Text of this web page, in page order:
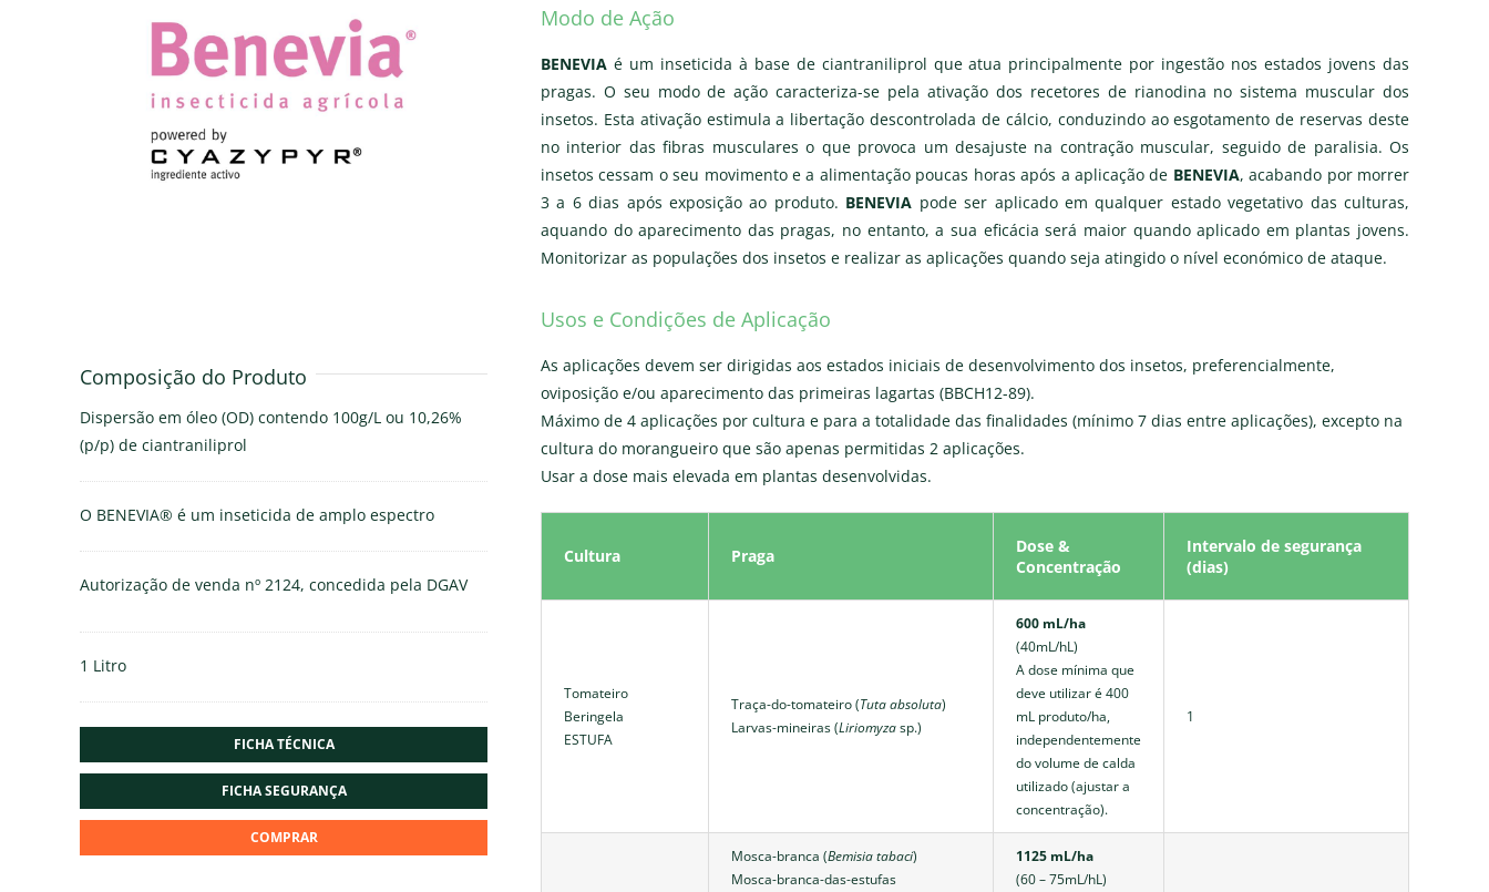
Composição do Produto
Dispersão em óleo (OD) contendo 100g/L ou 10,26%
(p/p) de ciantraniliprol
O BENEVIA® é um inseticida de amplo espectro
Autorização de venda nº 2124, concedida pela DGAV
1 Litro
FICHA TÉCNICA
FICHA SEGURANÇA
COMPRAR
Modo de Ação
BENEVIAé um inseticida à base de ciantraniliprol que atua principalmente por ingestão nos estados jovens das
pragas. O seu modo de ação caracteriza-se pela ativação dos recetores de rianodina no sistema muscular dos
insetos. Esta ativação estimula a libertação descontrolada de cálcio, conduzindo ao esgotamento de reservas deste
no interior das fibras musculares o que provoca um desajuste na contração muscular, seguido de paralisia. Os
insetos cessam o seu movimento e a alimentação poucas horas após a aplicação de BENEVIA, acabando por morrer
3 a 6 dias após exposição ao produto. BENEVIA pode ser aplicado em qualquer estado vegetativo das culturas,
aquando do aparecimento das pragas, no entanto, a sua eficácia será maior quando aplicado em plantas jovens.
Monitorizar as populações dos insetos e realizar as aplicações quando seja atingido o nível económico de ataque.
Usos e Condições de Aplicação
As aplicações devem ser dirigidas aos estados iniciais de desenvolvimento dos insetos, preferencialmente,
oviposição e/ou aparecimento das primeiras lagartas (BBCH12-89).
Máximo de 4 aplicações por cultura e para a totalidade das finalidades (mínimo 7 dias entre aplicações), excepto na
cultura do morangueiro que são apenas permitidas 2 aplicações.
Usar a dose mais elevada em plantas desenvolvidas.
Cultura Praga
Dose &
Concentração
Intervalo de segurança
(dias)
Tomateiro
Beringela
ESTUFA
Traça-do-tomateiro (Tuta absoluta)
Larvas-mineiras (Liriomyzasp.)
600 mL/ha
(40mL/hL)
A dose mínima que
deve utilizar é 400
mL produto/ha,
independentemente
do volume de calda
utilizado (ajustar a
concentração).
1
Mosca-branca (Bemisia tabaci)
Mosca-branca-das-estufas
1125 mL/ha
(60 – 75mL/hL)